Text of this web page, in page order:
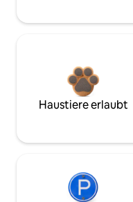
Haustiere erlaubt